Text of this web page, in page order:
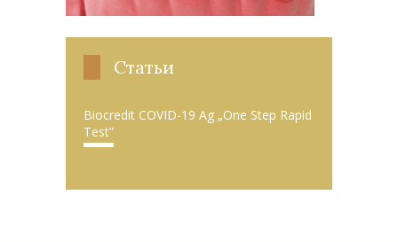
Статьи
Biocredit COVID-19 Ag „One Step Rapid
Test”